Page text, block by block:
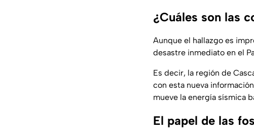
¿Cuáles son las
Aunque el hallazgo es
desastre inmediato en el
Es decir, la región de
con esta nueva
mueve la energía sísmica
El papel de las